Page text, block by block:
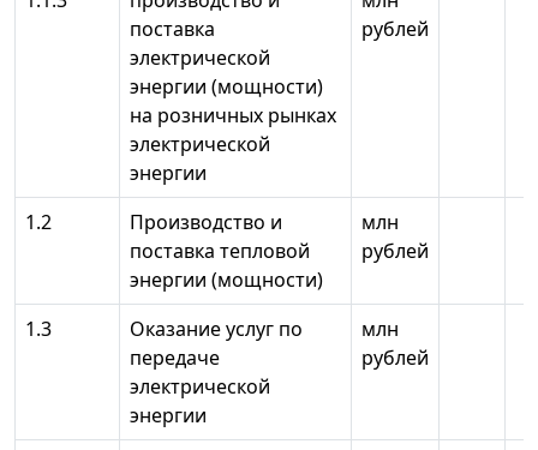
поставка
электрической
энергии (мощности)
на розничных рынках
электрической
энергии
рублей
1.2
Производство и
поставка тепловой
энергии (мощности)
млн
рублей
1.3
Оказание услуг по
передаче
электрической
энергии
млн
рублей